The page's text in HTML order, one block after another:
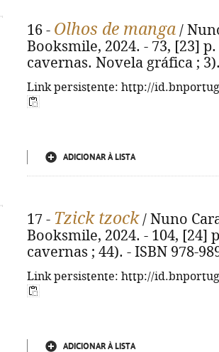
16 - Olhos de manga /
Booksmile, 2024. - 73, [23]
cavernas. Novela gráfica ;
Link persistente: http://
ADICIONAR À LISTA
17 - Tzick tzock/ Nuno
Booksmile, 2024. - 104, [24]
cavernas ; 44). - ISBN 978-
Link persistente: http://
ADICIONAR À LISTA